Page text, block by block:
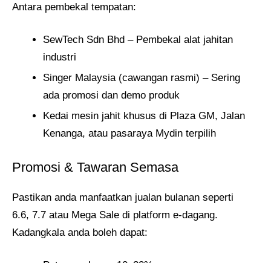
Antara pembekal tempatan:
SewTech Sdn Bhd – Pembekal alat jahitan
industri
Singer Malaysia (cawangan rasmi) – Sering
ada promosi dan demo produk
Kedai mesin jahit khusus di Plaza GM, Jalan
Kenanga, atau pasaraya Mydin terpilih
Promosi & Tawaran Semasa
Pastikan anda manfaatkan jualan bulanan seperti
6.6, 7.7 atau Mega Sale di platform e-dagang.
Kadangkala anda boleh dapat: